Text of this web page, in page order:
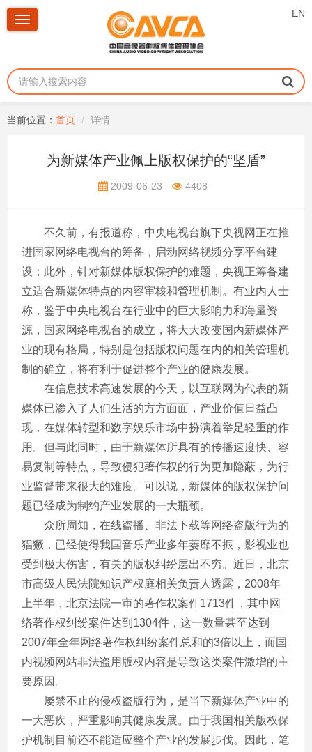
EN
Toggle
当前位置： 首页 详情
为新媒体产业佩上版权保护的“坚盾”
2009-06-23 4408
不久前，有报道称，中央电视台旗下央视网正在推
进国家网络电视台的筹备，启动网络视频分享平台建
设；此外，针对新媒体版权保护的难题，央视正筹备建
立适合新媒体特点的内容审核和管理机制。有业内人士
称，鉴于中央电视台在行业中的巨大影响力和海量资
源，国家网络电视台的成立，将大大改变国内新媒体产
业的现有格局，特别是包括版权问题在内的相关管理机
制的确立，将有利于促进整个产业的健康发展。
在信息技术高速发展的今天，以互联网为代表的新
媒体已渗入了人们生活的方方面面，产业价值日益凸
现，在媒体转型和数字娱乐市场中扮演着举足轻重的作
用。但与此同时，由于新媒体所具有的传播速度快、容
易复制等特点，导致侵犯著作权的行为更加隐蔽，为行
业监督带来很大的难度。可以说，新媒体的版权保护问
题已经成为制约产业发展的一大瓶颈。
众所周知，在线盗播、非法下载等网络盗版行为的
猖獗，已经使得我国音乐产业多年萎靡不振，影视业也
受到极大伤害，有关的版权纠纷层出不穷。近日，北京
市高级人民法院知识产权庭相关负责人透露，2008年
上半年，北京法院一审的著作权案件1713件，其中网
络著作权纠纷案件达到1304件，这一数量甚至达到
2007年全年网络著作权纠纷案件总和的3倍以上，而国
内视频网站非法盗用版权内容是导致这类案件激增的主
要原因。
屡禁不止的侵权盗版行为，是当下新媒体产业中的
一大恶疾，严重影响其健康发展。由于我国相关版权保
护机制目前还不能适应整个产业的发展步伐。因此，笔